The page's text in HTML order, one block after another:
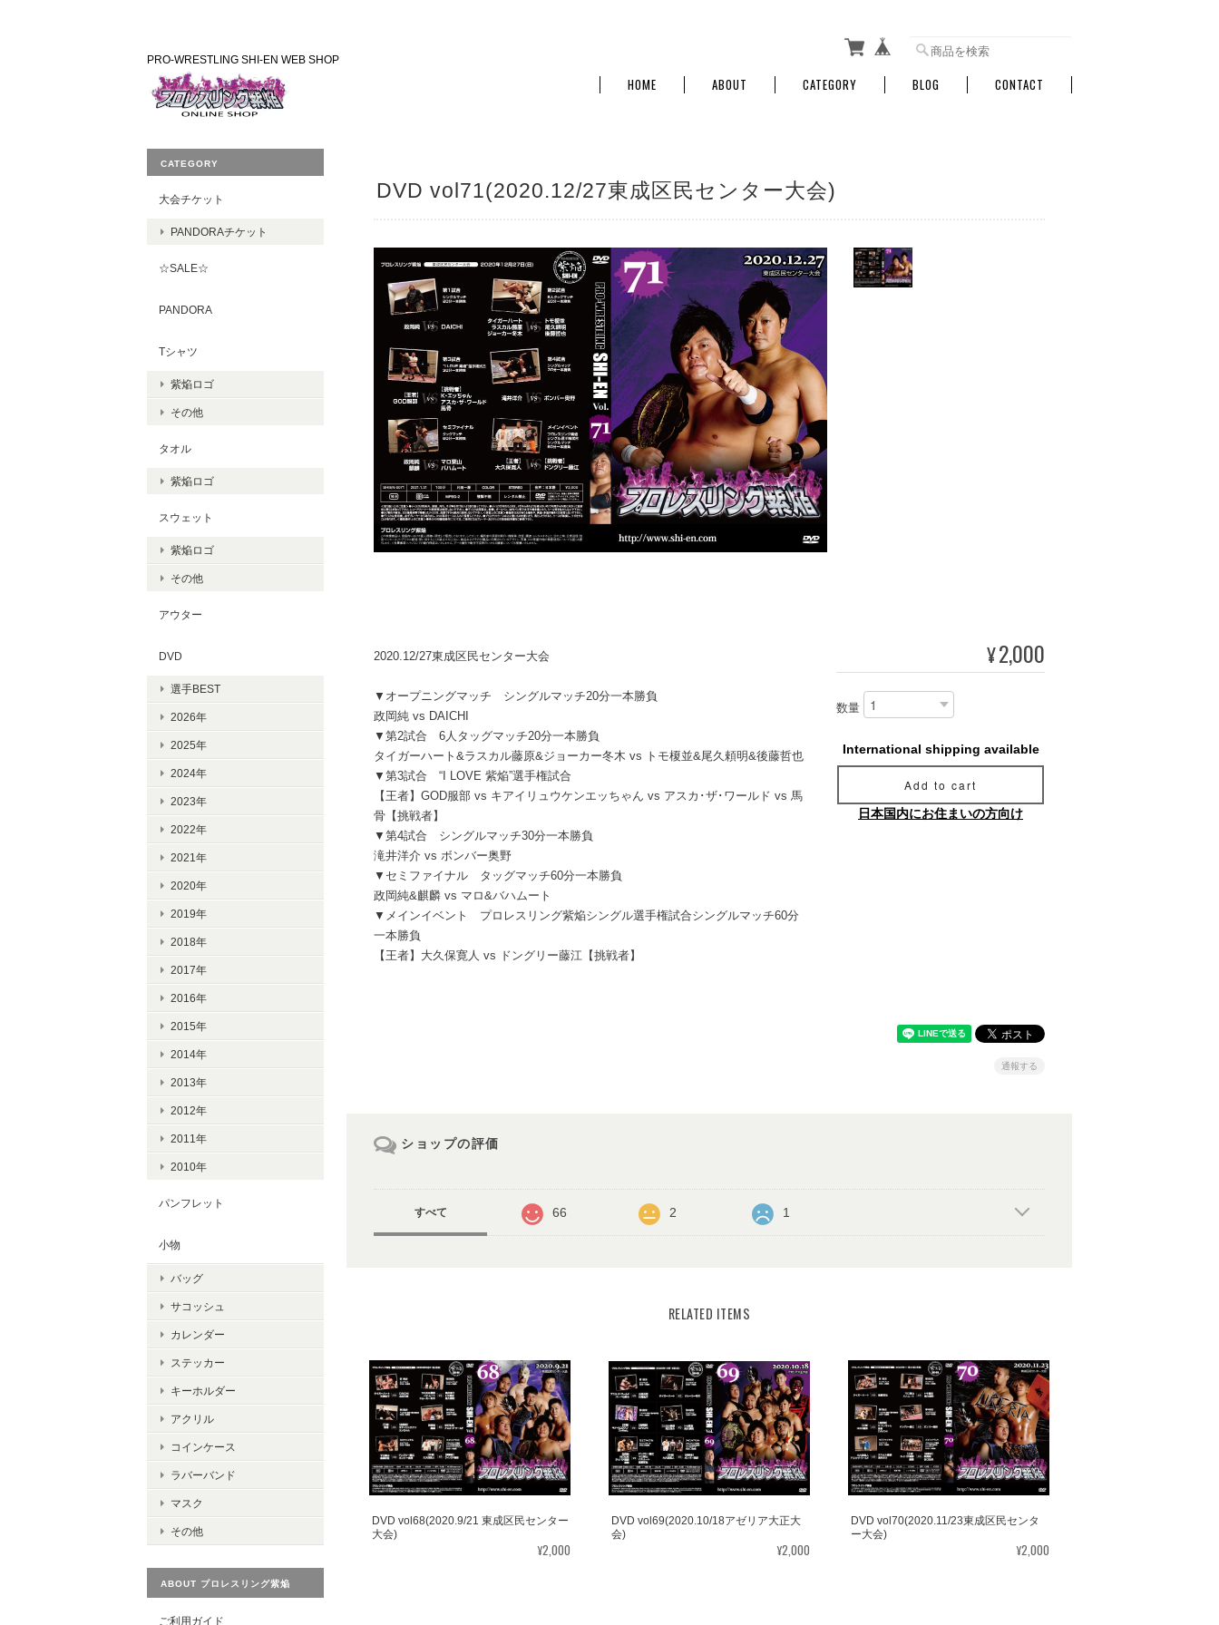
PRO-WRESTLING SHI-EN WEB SHOP
HOME ABOUT CATEGORY BLOG CONTACT
DVD vol71(2020.12/27東成区民センター大会)
2020.12/27東成区民センター大会
▼オープニングマッチ シングルマッチ20分一本勝負
政岡純 vs DAICHI
▼第2試合 6人タッグマッチ20分一本勝負
タイガーハート&ラスカル藤原&ジョーカー冬木 vs トモ榎並&尾久頼明&後藤哲也
▼第3試合 “I LOVE 紫焔”選手権試合
【王者】GOD服部 vs キアイリュウケンエッちゃん vs アスカ･ザ･ワールド vs 馬
骨【挑戦者】
▼第4試合 シングルマッチ30分一本勝負
滝井洋介 vs ボンバー奥野
▼セミファイナル タッグマッチ60分一本勝負
政岡純&麒麟 vs マロ&バハムート
▼メインイベント プロレスリング紫焔シングル選手権試合シングルマッチ60分
一本勝負
【王者】大久保寛人 vs ドングリー藤江【挑戦者】
¥2,000
数量
International shipping available
Add to cart
日本国内にお住まいの方向け
通報する
ショップの評価
すべて 66 2 1
RELATED ITEMS
DVD vol68(2020.9/21 東成区民センター
大会)
¥2,000
DVD vol69(2020.10/18アゼリア大正大
会)
¥2,000
DVD vol70(2020.11/23東成区民センタ
ー大会)
¥2,000
CATEGORY
大会チケット
PANDORAチケット
☆SALE☆
PANDORA
Tシャツ
紫焔ロゴ
その他
タオル
紫焔ロゴ
スウェット
紫焔ロゴ
その他
アウター
DVD
選手BEST
2026年
2025年
2024年
2023年
2022年
2021年
2020年
2019年
2018年
2017年
2016年
2015年
2014年
2013年
2012年
2011年
2010年
パンフレット
小物
バッグ
サコッシュ
カレンダー
ステッカー
キーホルダー
アクリル
コインケース
ラバーバンド
マスク
その他
ABOUT プロレスリング紫焔
ご利用ガイド